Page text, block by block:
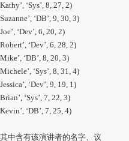
‘Sys’, 8, 27, 2)
‘DB’, 9, 30, 3)
‘Dev’, 6, 20, 2)
‘Dev’, 6, 28, 2)
‘DB’, 8, 20, 3)
‘Sys’, 8, 31, 4)
‘Dev’, 9, 19, 1)
‘Sys’, 7, 22, 3)
‘DB’, 7, 25, 4)
中含有该演讲者的名字、议